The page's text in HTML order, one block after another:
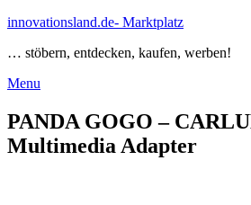
Skip
content
innovationsland.de- Marktplatz
… stöbern, entdecken, kaufen, werben!
Menu
PANDA GOGO –
Multimedia Adapter